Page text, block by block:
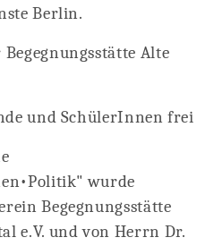
Berlin.
Alte
und SchülerInnen frei
wurde
Begegnungsstätte
e.V. und von Herrn Dr.